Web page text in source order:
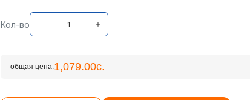
Кол-во
общая цена:1,079.00с.